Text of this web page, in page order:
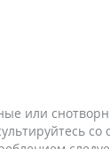
или